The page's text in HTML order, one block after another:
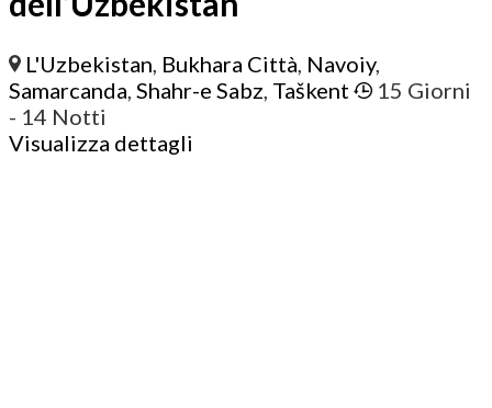
L'Uzbekistan, Bukhara Città, Navoiy,
Samarcanda, Shahr-e Sabz, Taškent
15 Giorni
- 14 Notti
Visualizza dettagli